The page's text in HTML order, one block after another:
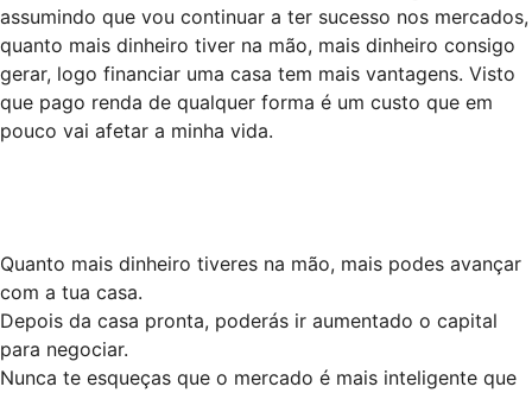
assumindo que vou continuar a ter sucesso nos mercados,
quanto mais dinheiro tiver na mão, mais dinheiro consigo
gerar, logo financiar uma casa tem mais vantagens. Visto
que pago renda de qualquer forma é um custo que em
pouco vai afetar a minha vida.
Quanto mais dinheiro tiveres na mão, mais podes avançar
com a tua casa.
Depois da casa pronta, poderás ir aumentado o capital
para negociar.
Nunca te esqueças que o mercado é mais inteligente que